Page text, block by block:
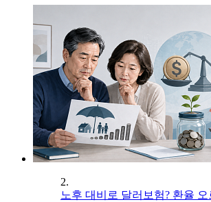
2.
노후 대비로 달러보험? 환율